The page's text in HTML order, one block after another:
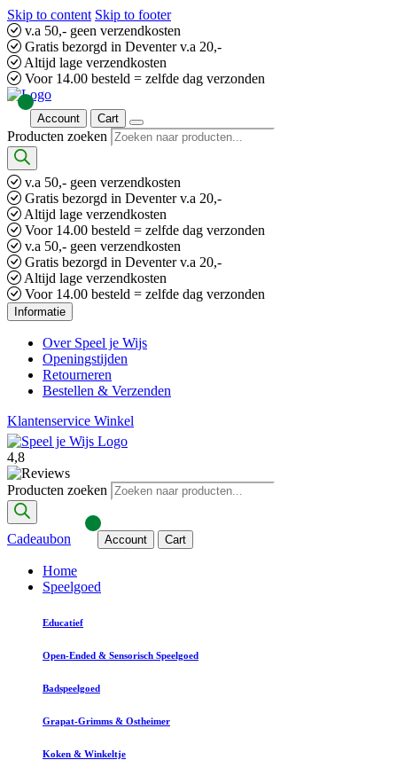
Skip to content Skip to footer
v.a 50,- geen verzendkosten
Gratis bezorgd in Deventer v.a 20,-
Altijd lage verzendkosten
Voor 14.00 besteld = zelfde dag verzonden
Account Cart
Producten zoeken
v.a 50,- geen verzendkosten
Gratis bezorgd in Deventer v.a 20,-
Altijd lage verzendkosten
Voor 14.00 besteld = zelfde dag verzonden
v.a 50,- geen verzendkosten
Gratis bezorgd in Deventer v.a 20,-
Altijd lage verzendkosten
Voor 14.00 besteld = zelfde dag verzonden
Informatie
Over Speel je Wijs
Openingstijden
Retourneren
Bestellen & Verzenden
Klantenservice Winkel
4,8
Producten zoeken
Cadeaubon Account Cart
Home
Speelgoed
Educatief
Open-Ended & Sensorisch Speelgoed
Badspeelgoed
Grapat-Grimms & Ostheimer
Koken & Winkeltje